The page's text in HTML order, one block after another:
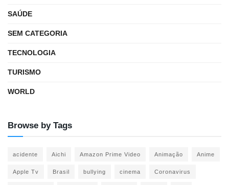
SAÚDE
SEM CATEGORIA
TECNOLOGIA
TURISMO
WORLD
Browse by Tags
acidente Aichi Amazon Prime Video Animação Anime
Apple Tv Brasil bullying cinema Coronavirus